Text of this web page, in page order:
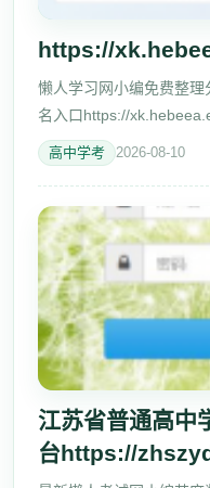
https://
懒人学习网小编免费整
名入口https://
通培养转段考试入口进入
https://
高中学考 2026-08-10
江苏省普通高中
台https://